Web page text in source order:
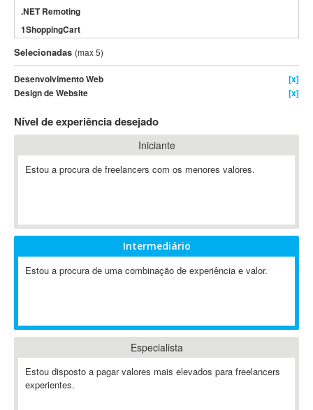
.NET Remoting
1ShoppingCart
3DS Max
3GSM
4D Dimension
802.11
A&P
A-GPS
A2Billing
AAUS Scientific Diver
Abaqus
ABIS
Ableton Push
Abstract
Abstract Window Toolkit (AWT)
Absynth
Selecionadas (max 5)
Desenvolvimento Web
[x]
Design de Website
[x]
Nível de experiência desejado
Iniciante
Estou a procura de freelancers com os menores valores.
Intermediário
Estou a procura de uma combinação de experiência e valor.
Especialista
Estou disposto a pagar valores mais elevados para freelancers
experientes.